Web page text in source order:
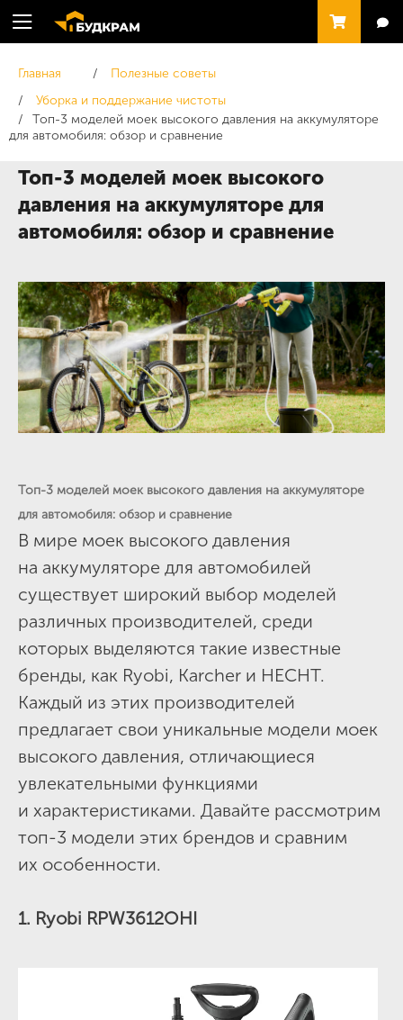
Главная
Полезные советы
Уборка и поддержание чистоты
Топ-3 моделей моек высокого давления на аккумуляторе
для автомобиля: обзор и сравнение
Топ-3 моделей моек высокого
давления на аккумуляторе для
автомобиля: обзор и сравнение
Топ-3 моделей моек высокого давления на аккумуляторе
для автомобиля: обзор и сравнение
В мире моек высокого давления
на аккумуляторе для автомобилей
существует широкий выбор моделей
различных производителей, среди
которых выделяются такие известные
бренды, как Ryobi, Karcher и HECHT.
Каждый из этих производителей
предлагает свои уникальные модели моек
высокого давления, отличающиеся
увлекательными функциями
и характеристиками. Давайте рассмотрим
топ-3 модели этих брендов и сравним
их особенности.
1. Ryobi RPW3612OHI